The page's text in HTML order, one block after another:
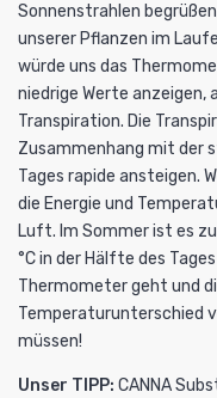
Sonnenstrahlen
unserer Pflanzen im
würde uns das
niedrige Werte anzeigen,
Transpiration. Die
Zusammenhang mit der
Tages rapide ansteigen.
die Energie und
Luft. Im Sommer ist es
°C in der Hälfte des
Thermometer geht und
Temperaturunterschied
müssen!
Unser TIPP: CANNA